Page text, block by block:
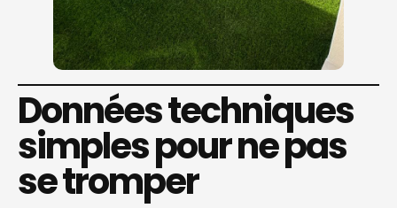
Données techniques
simples pour ne pas
se tromper